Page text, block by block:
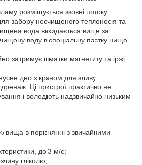
розміщується ззовні потоку
забору неочищеного теплоносія та
вода викидається вище за
воду в спеціальну пастку нище
затримує шматки магнетиту та іржі,
дно з краном для зливу
Ці пристрої практично не
і володіють надзвичайно низьким
вища в порівнянні з звичайними
до 3 м/с;
гліколю;